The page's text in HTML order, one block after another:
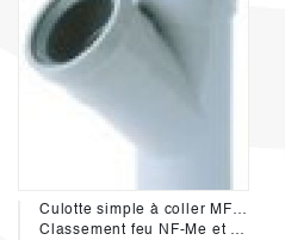
Culotte simple à coller MF 45° diamétre 125mm
Classement feu NF-Me et NF E